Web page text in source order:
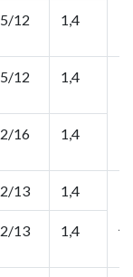
5/12 1,4
5/12 1,4
2/16 1,4
2/13 1,4
2/13 1,4